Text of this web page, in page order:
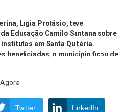
Lígia Protásio, teve
Educação Camilo Santana sobre
em Santa Quitéria.
beneficiadas, o município ficou de
Twitter LinkedIn